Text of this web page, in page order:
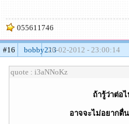
055611746
#16 bobby21320-02-2012 - 23:00:14
quote : i3aNNoKz
ถ้ารู้ว่าต่อไ
อาจจะไม่อยากตื่